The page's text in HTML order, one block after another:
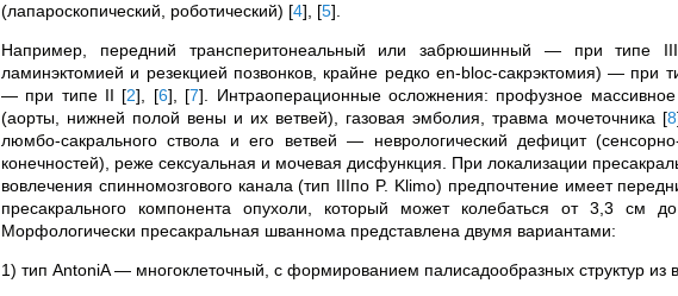
(лапароскопический, роботический) [4] [5]
Например, передний трансперитонеальный или забрюшинный — при типе
ламинэктомией и резекцией позвонков, крайне редко en-bloc-сакрэктомия) — при
— при типе II [2] [6] [7] . Интраоперационные осложнения: профузное
(аорты, нижней полой вены и их ветвей), газовая эмболия, травма мочеточника [8
люмбо-сакрального ствола и его ветвей — неврологический дефицит
конечностей), реже сексуальная и мочевая дисфункция. При локализации
вовлечения спинномозгового канала (тип IIIпо P. Klimo) предпочтение имеет
пресакрального компонента опухоли, который может колебаться от 3,3
Морфологически пресакральная шваннома представлена двумя вариантами:
1) тип AntoniA — многоклеточный, с формированием палисадообразных структур из